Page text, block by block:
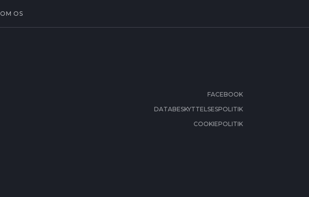
OM OS
FACEBOOK
DATABESKYTTELSESPOLITIK
COOKIEPOLITIK